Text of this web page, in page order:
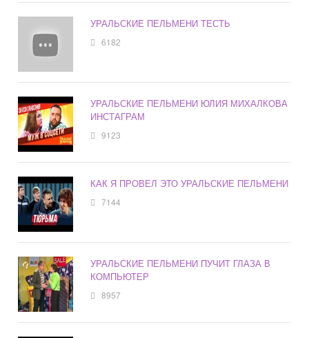
УРАЛЬСКИЕ ПЕЛЬМЕНИ ТЕСТЬ
6182
УРАЛЬСКИЕ ПЕЛЬМЕНИ ЮЛИЯ МИХАЛКОВА
ИНСТАГРАМ
9123
КАК Я ПРОВЕЛ ЭТО УРАЛЬСКИЕ ПЕЛЬМЕНИ
7144
УРАЛЬСКИЕ ПЕЛЬМЕНИ ПУЧИТ ГЛАЗА В
КОМПЬЮТЕР
8957